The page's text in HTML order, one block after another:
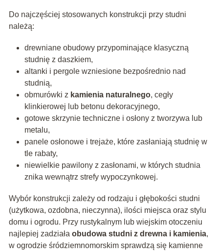
Do najczęściej stosowanych konstrukcji przy studni
należą:
drewniane obudowy przypominające klasyczną
studnię z daszkiem,
altanki i pergole wzniesione bezpośrednio nad
studnią,
obmurówki z kamienia naturalnego, cegły
klinkierowej lub betonu dekoracyjnego,
gotowe skrzynie techniczne i osłony z tworzywa lub
metalu,
panele osłonowe i trejaże, które zasłaniają studnię w
tle rabaty,
niewielkie pawilony z zasłonami, w których studnia
znika wewnątrz strefy wypoczynkowej.
Wybór konstrukcji zależy od rodzaju i głębokości studni
(użytkowa, ozdobna, nieczynna), ilości miejsca oraz stylu
domu i ogrodu. Przy rustykalnym lub wiejskim otoczeniu
najlepiej zadziała obudowa studni z drewna i kamienia,
w ogrodzie śródziemnomorskim sprawdzą się kamienne